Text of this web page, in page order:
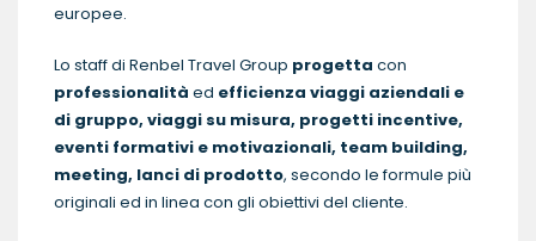
europee.
Lo staff di Renbel Travel Group progetta con
professionalità ed efficienza viaggi aziendali e
di gruppo, viaggi su misura, progetti incentive,
eventi formativi e motivazionali, team building,
meeting, lanci di prodotto, secondo le formule più
originali ed in linea con gli obiettivi del cliente.